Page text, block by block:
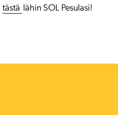
tästä lähin SOL Pesulasi!